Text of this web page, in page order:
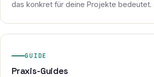
das konkret für deine Projekte bedeutet.
GUIDE
Praxis-Guides